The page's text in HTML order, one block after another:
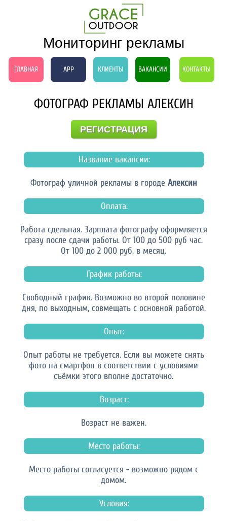
Мониторинг рекламы
ГЛАВНАЯ APP КЛИЕНТЫ ВАКАНСИИ КОНТАКТЫ
ФОТОГРАФ РЕКЛАМЫ АЛЕКСИН
РЕГИСТРАЦИЯ
Название вакансии:
Фотограф уличной рекламы в городе Алексин
Оплата:
Работа сдельная. Зарплата фотографу оформляется
сразу после сдачи работы. От 100 до 500 руб час.
От 100 до 2 000 руб. в месяц.
График работы:
Свободный график. Возможно во второй половине
дня, по выходным, совмещать с основной работой.
Опыт:
Опыт работы не требуется. Если вы можете снять
фото на смартфон в соответствии с условиями
съёмки этого вполне достаточно.
Возраст:
Возраст не важен.
Место работы:
Место работы согласуется - возможно рядом с
домом.
Условия: